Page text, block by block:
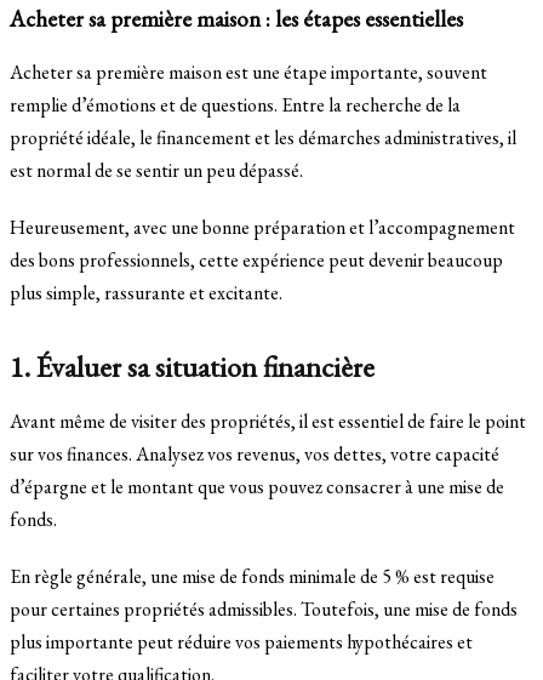
Acheter sa première maison : les étapes essentielles
Acheter sa première maison est une étape importante, souvent
remplie d’émotions et de questions. Entre la recherche de la
propriété idéale, le financement et les démarches administratives, il
est normal de se sentir un peu dépassé.
Heureusement, avec une bonne préparation et l’accompagnement
des bons professionnels, cette expérience peut devenir beaucoup
plus simple, rassurante et excitante.
1. Évaluer sa situation financière
Avant même de visiter des propriétés, il est essentiel de faire le point
sur vos finances. Analysez vos revenus, vos dettes, votre capacité
d’épargne et le montant que vous pouvez consacrer à une mise de
fonds.
En règle générale, une mise de fonds minimale de 5 % est requise
pour certaines propriétés admissibles. Toutefois, une mise de fonds
plus importante peut réduire vos paiements hypothécaires et
faciliter votre qualification.